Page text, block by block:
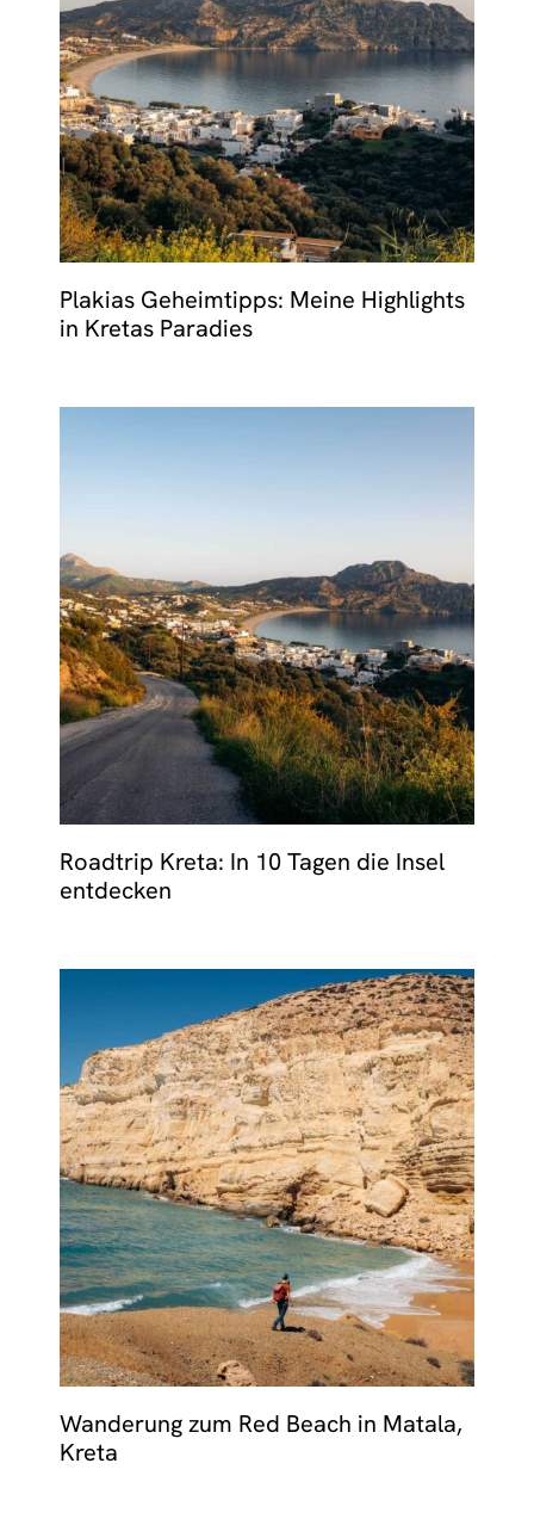
Plakias Geheimtipps: Meine Highlights
in Kretas Paradies
Roadtrip Kreta: In 10 Tagen die Insel
entdecken
Wanderung zum Red Beach in Matala,
Kreta